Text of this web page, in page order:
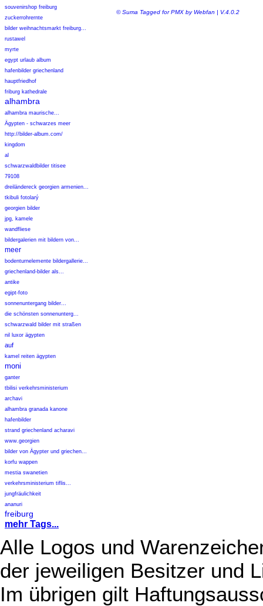
souvenirshop freiburg
zuckerrohrernte
bilder weihnachtsmarkt freiburg...
rustawel
myrte
egypt urlaub album
hafenbilder griechenland
hauptfriedhof
friburg kathedrale
alhambra
alhambra maurische...
Ägypten - schwarzes meer
http://bilder-album.com/
kingdom
al
schwarzwaldbilder titisee
79108
dreiländereck georgien armenien...
tkibuli fotolarý
georgien bilder
jpg, kamele
wandfliese
bildergalerien mit bildern von...
meer
bodenturnelemente bildergallerie...
griechenland-bilder als...
antike
egipt-foto
sonnenuntergang bilder...
die schönsten sonnenunterg...
schwarzwald bilder mit straßen
nil luxor ägypten
auf
kamel reiten ägypten
moni
ganter
tbilisi verkehrsministerium
archavi
alhambra granada kanone
hafenbilder
strand griechenland acharavi
www.georgien
bilder von Ägypter und griechen...
korfu wappen
mestia swanetien
verkehrsministerium tiflis...
jungfräulichkeit
ananuri
freiburg
mehr Tags...
© Suma Tagged for PMX by Webfan | V.4.0.2
Alle Logos und
der jeweiligen Besitzer und
Im übrigen gilt